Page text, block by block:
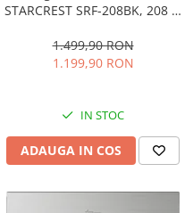
STARCREST SRF-208BK, 208 L,
Iluminare LED, Termostat
Reglabil, H 147 cm, Negru
1.499,90 RON
1.199,90 RON
IN STOC
ADAUGA IN COS